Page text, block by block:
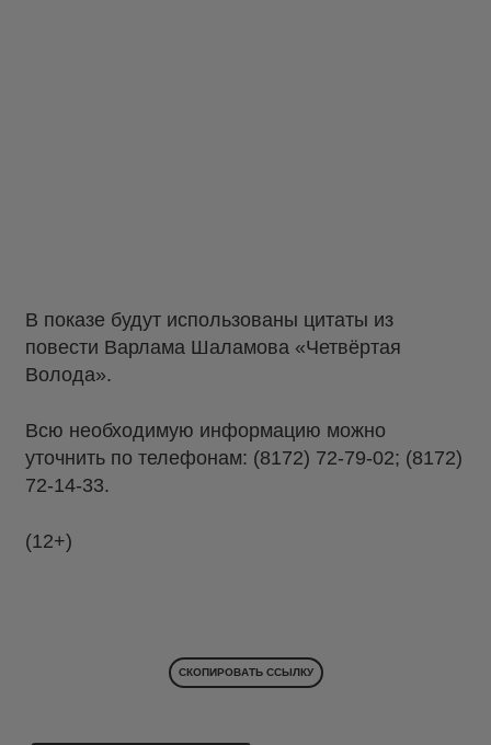
В показе будут использованы цитаты из
повести Варлама Шаламова «Четвёртая
Волода».
Всю необходимую информацию можно
уточнить по телефонам: (8172) 72-79-02; (8172)
72-14-33.
(12+)
СКОПИРОВАТЬ ССЫЛКУ